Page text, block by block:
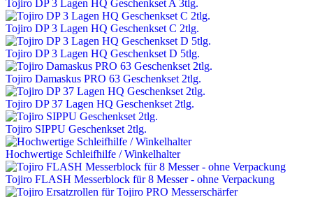
Tojiro DP 3 Lagen HQ Geschenkset A 3tlg.
Tojiro DP 3 Lagen HQ Geschenkset C 2tlg.
Tojiro DP 3 Lagen HQ Geschenkset D 5tlg.
Tojiro Damaskus PRO 63 Geschenkset 2tlg.
Tojiro DP 37 Lagen HQ Geschenkset 2tlg.
Tojiro SIPPU Geschenkset 2tlg.
Hochwertige Schleifhilfe / Winkelhalter
Tojiro FLASH Messerblock für 8 Messer - ohne Verpackung